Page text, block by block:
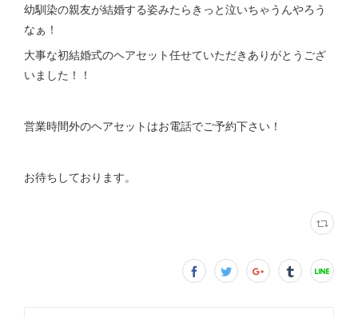
幼馴染の親友が結婚する姿みたらきっと泣いちゃうんやろう
なぁ！
大事な初結婚式のヘアセット任せていただきありがとうござ
いました！！
営業時間外のヘアセットはお電話でご予約下さい！
お待ちしております。